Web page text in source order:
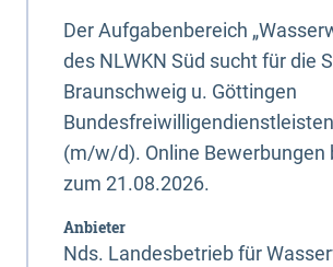
Der Aufgabenbereich
des NLWKN Süd sucht für die
Braunschweig u. Göttingen
(m/w/d). Online Bewerbungen
zum 21.08.2026.
Anbieter
Nds. Landesbetrieb für